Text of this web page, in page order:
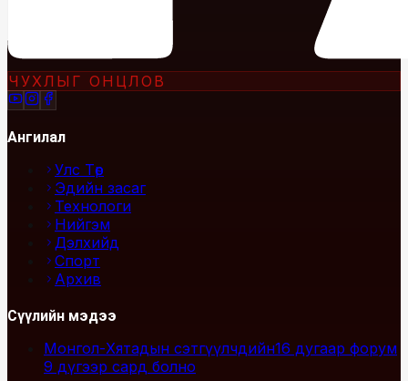
ЧУХЛЫГ ОНЦЛОВ
Ангилал
Улс Төр
Эдийн засаг
Технологи
Нийгэм
Дэлхийд
Спорт
Архив
Сүүлийн мэдээ
Монгол-Хятадын сэтгүүлчдийн16 дугаар форум
9 дүгээр сард болно